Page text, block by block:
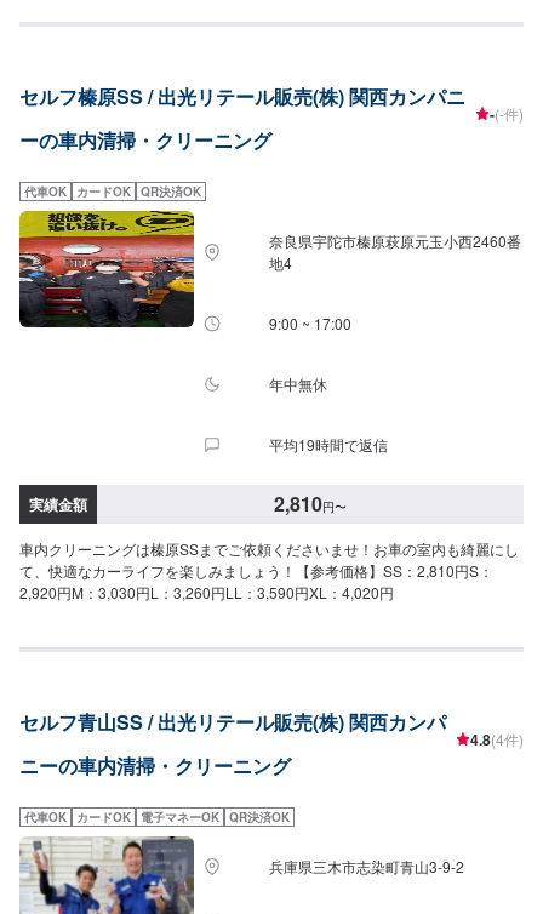
セルフ榛原SS / 出光リテール販売(株) 関西カンパニ
ーの車内清掃・クリーニング
-(-件)
代車OK カードOK QR決済OK
奈良県宇陀市榛原萩原元玉小西2460番
地4
9:00 ~ 17:00
年中無休
平均19時間で返信
実績金額 2,810円〜
車内クリーニングは榛原SSまでご依頼くださいませ！お車の室内も綺麗にし
て、快適なカーライフを楽しみましょう！【参考価格】SS：2,810円S：
2,920円M：3,030円L：3,260円LL：3,590円XL：4,020円
セルフ青山SS / 出光リテール販売(株) 関西カンパ
ニーの車内清掃・クリーニング
4.8(4件)
代車OK カードOK 電子マネーOK QR決済OK
兵庫県三木市志染町青山3-9-2